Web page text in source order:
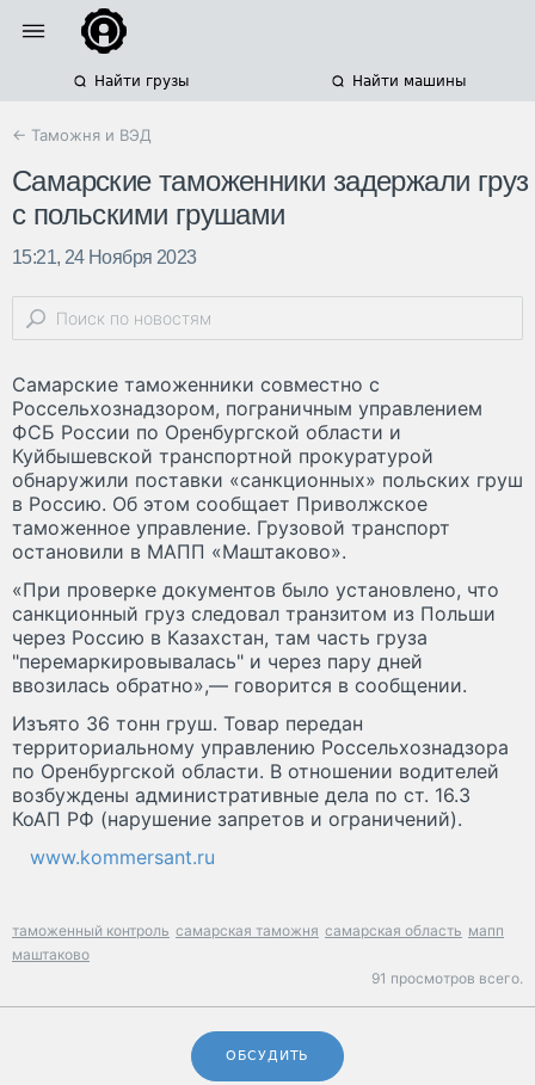
Найти грузы Найти машины
← Таможня и ВЭД
Самарские таможенники задержали груз
с польскими грушами
15:21, 24 Ноября 2023
Самарские таможенники совместно с
Россельхознадзором, пограничным управлением
ФСБ России по Оренбургской области и
Куйбышевской транспортной прокуратурой
обнаружили поставки «санкционных» польских груш
в Россию. Об этом сообщает Приволжское
таможенное управление. Грузовой транспорт
остановили в МАПП «Маштаково».
«При проверке документов было установлено, что
санкционный груз следовал транзитом из Польши
через Россию в Казахстан, там часть груза
"перемаркировывалась" и через пару дней
ввозилась обратно»,— говорится в сообщении.
Изъято 36 тонн груш. Товар передан
территориальному управлению Россельхознадзора
по Оренбургской области. В отношении водителей
возбуждены административные дела по ст. 16.3
КоАП РФ (нарушение запретов и ограничений).
www.kommersant.ru
таможенный контроль самарская таможня самарская область мапп
маштаково
91 просмотров всего.
ОБСУДИТЬ